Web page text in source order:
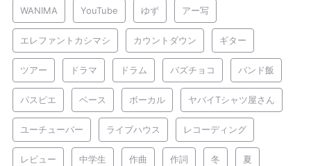
WANIMA YouTube ゆず アー写
エレファントカシマシ カウントダウン ギター
ツアー ドラマ ドラム バズチョコ バンド飯
パスピエ ベース ボーカル ヤバイTシャツ屋さん
ユーチューバー ライブハウス レコーディング
レビュー 中学生 作曲 作詞 冬 夏